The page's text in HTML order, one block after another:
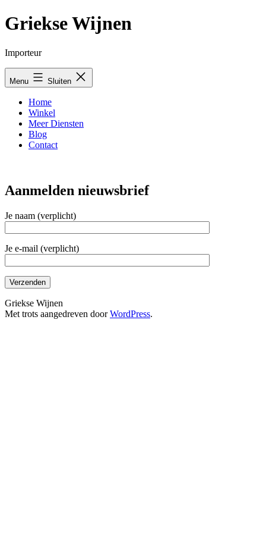
Ga
naar
inhoud
Griekse Wijnen
Importeur
Menu Sluiten
Home
Winkel
Meer Diensten
Blog
Contact
Aanmelden nieuwsbrief
Je naam (verplicht)
Je e-mail (verplicht)
Griekse Wijnen
Met trots aangedreven doorWordPress.